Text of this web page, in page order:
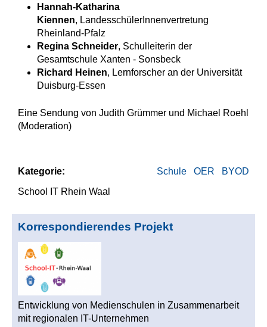
Hannah-Katharina
Kiennen, LandesschülerInnenvertretung
Rheinland-Pfalz
Regina Schneider, Schulleiterin der
Gesamtschule Xanten - Sonsbeck
Richard Heinen, Lernforscher an der Universität
Duisburg-Essen
Eine Sendung von Judith Grümmer und Michael Roehl
(Moderation)
Kategorie: BYOD
OER
Schule
School IT Rhein Waal
Korrespondierendes Projekt
Entwicklung von Medienschulen in Zusammenarbeit
mit regionalen IT-Unternehmen